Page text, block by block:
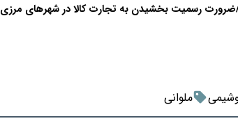
ضرورت رسمیت بخشیدن به تجارت کالا در شهرهای مرزی
ملوانی